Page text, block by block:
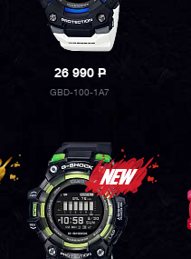
26 990 P
GBD-100-1A7